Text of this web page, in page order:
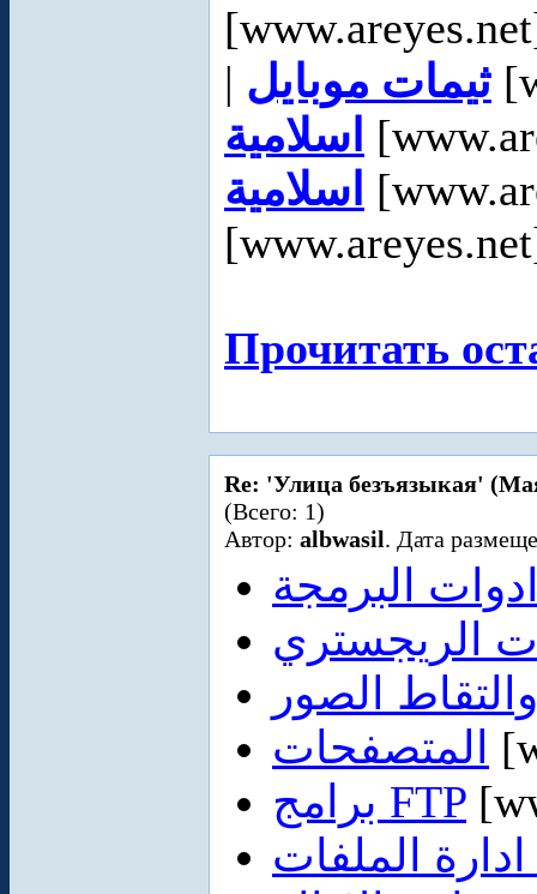
| ثيمات موبايل
اسلامية
اسلامية
Прочитать
Re: 'Улица безъязыкая'
(Всего: 1)
Автор: albwasil. Дата
البرمجة
الريجستري
الصور
المتصفحات
برامج FTP
الملفات